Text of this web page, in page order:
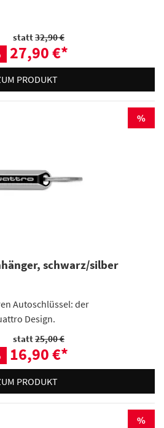
statt32,90 €
27,90 €*
PRODUKT
%
schwarz/silber
Autoschlüssel: der
Design.
statt25,00 €
16,90 €*
PRODUKT
%